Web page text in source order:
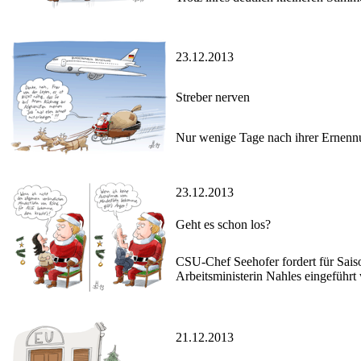
23.12.2013
Streber nerven
Nur wenige Tage nach ihrer
23.12.2013
Geht es schon los?
CSU-Chef Seehofer fordert für
Arbeitsministerin Nahles eingeführt
21.12.2013